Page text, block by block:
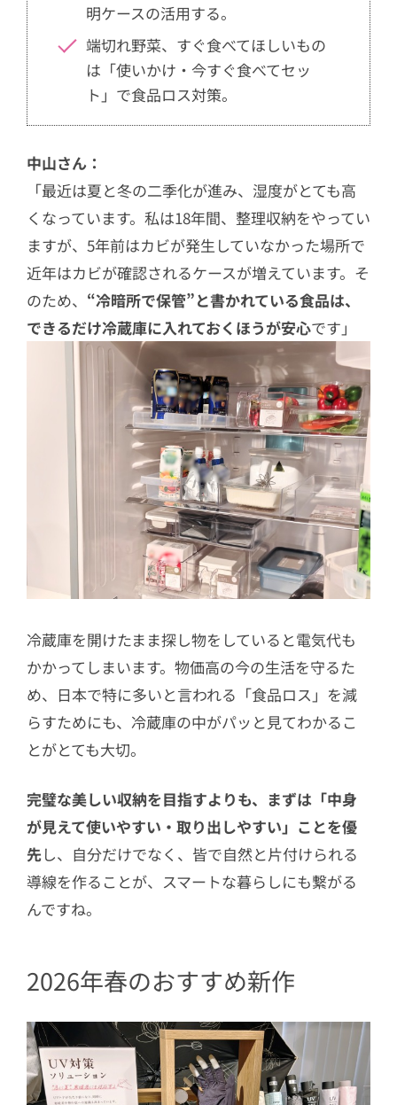
明ケースの活用する。
端切れ野菜、すぐ食べてほしいもの
は「使いかけ・今すぐ食べてセッ
ト」で食品ロス対策。
中山さん：
「最近は夏と冬の二季化が進み、湿度がとても高
くなっています。私は18年間、整理収納をやってい
ますが、5年前はカビが発生していなかった場所で
近年はカビが確認されるケースが増えています。そ
のため、 “冷暗所で保管”と書かれている食品は、
できるだけ冷蔵庫に入れておくほうが安心です」
冷蔵庫を開けたまま探し物をしていると電気代も
かかってしまいます。物価高の今の生活を守るた
め、日本で特に多いと言われる「食品ロス」を減
らすためにも、冷蔵庫の中がパッと見てわかるこ
とがとても大切。
完璧な美しい収納を目指すよりも、まずは「中身
が見えて使いやすい・取り出しやすい」ことを優
先し、自分だけでなく、皆で自然と片付けられる
導線を作ることが、スマートな暮らしにも繋がる
んですね。
2026年春のおすすめ新作